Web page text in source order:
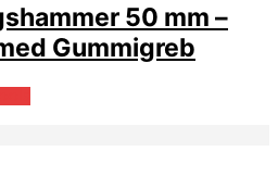
50 mm –
Gummigreb